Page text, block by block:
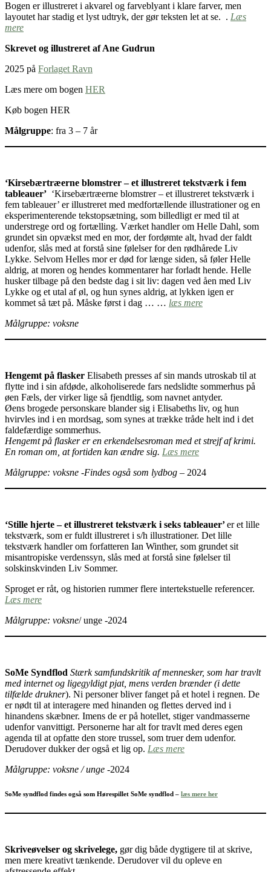
Bogen er illustreret i akvarel og farveblyant i klare farver, men
layoutet har stadig et lyst udtryk, der gør teksten let at se. . Læs
mere
Skrevet og illustreret af Ane Gudrun
2025 på Forlaget Ravn
Læs mere om bogen HER
Køb bogen HER
Målgruppe: fra 3 – 7 år
‘Kirsebærtræerne blomstrer – et illustreret tekstværk i fem
tableauer’ ‘Kirsebærtræerne blomstrer – et illustreret tekstværk i
fem tableauer’ er illustreret med medfortællende illustrationer og en
eksperimenterende tekstopsætning, som billedligt er med til at
understrege ord og fortælling. Værket handler om Helle Dahl, som
grundet sin opvækst med en mor, der fordømte alt, hvad der faldt
udenfor, slås med at forstå sine følelser for den rødhårede Liv
Lykke. Selvom Helles mor er død for længe siden, så føler Helle
aldrig, at moren og hendes kommentarer har forladt hende. Helle
husker tilbage på den bedste dag i sit liv: dagen ved åen med Liv
Lykke og et utal af øl, og hun synes aldrig, at lykken igen er
kommet så tæt på. Måske først i dag … … læs mere
Målgruppe: voksne
Hengemt på flasker Elisabeth presses af sin mands utroskab til at
flytte ind i sin afdøde, alkoholiserede fars nedslidte sommerhus på
øen Fæls, der virker lige så fjendtlig, som navnet antyder.
Øens brogede personskare blander sig i Elisabeths liv, og hun
hvirvles ind i en mordsag, som synes at trække tråde helt ind i det
faldefærdige sommerhus.
Hengemt på flasker er en erkendelsesroman med et strejf af krimi.
En roman om, at fortiden kan ændre sig. Læs mere
Målgruppe: voksne -Findes også som lydbog – 2024
‘Stille hjerte – et illustreret tekstværk i seks tableauer’er et lille
tekstværk, som er fuldt illustreret i s/h illustrationer. Det lille
tekstværk handler om forfatteren Ian Winther, som grundet sit
misantropiske verdenssyn, slås med at forstå sine følelser til
solskinskvinden Liv Sommer.
Sproget er råt, og historien rummer flere intertekstuelle referencer.
Læs mere
Målgruppe: voksne/ unge -2024
SoMe Syndflod Stærk samfundskritik af mennesker, som har travlt
med internet og ligegyldigt pjat, mens verden brænder (i dette
tilfælde drukner). Ni personer bliver fanget på et hotel i regnen. De
er nødt til at interagere med hinanden og flettes derved ind i
hinandens skæbner. Imens de er på hotellet, stiger vandmasserne
udenfor vanvittigt. Personerne har alt for travlt med deres egen
agenda til at opfatte den store trussel, som truer dem udenfor.
Derudover dukker der også et lig op. Læs mere
Målgruppe: voksne / unge -2024
SoMe syndflod findes også som Hørespillet SoMe syndflod – læs mere her
Skriveøvelser og skrivelege, gør dig både dygtigere til at skrive,
men mere kreativt tænkende. Derudover vil du opleve en